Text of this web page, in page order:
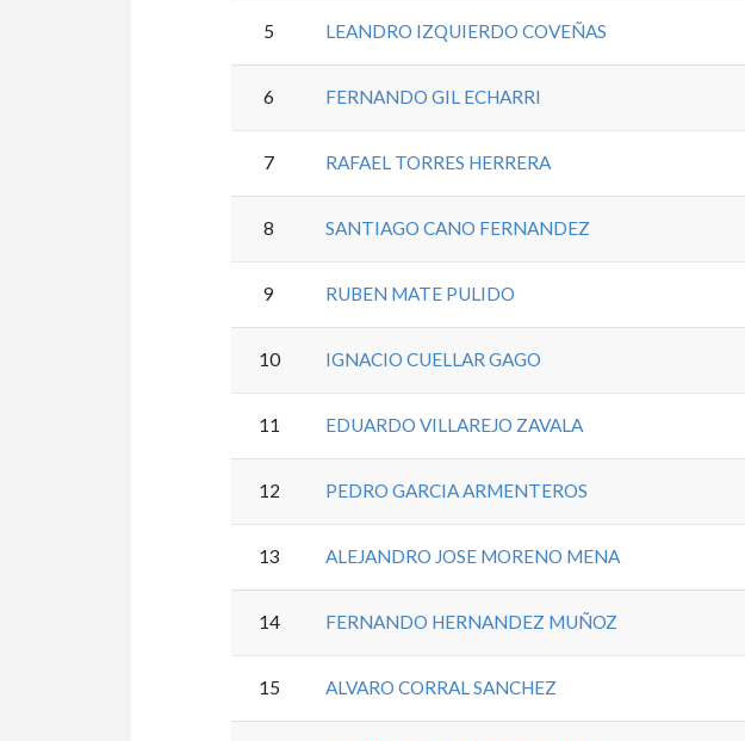
5 LEANDRO IZQUIERDO COVEÑAS
6 FERNANDO GIL ECHARRI
7 RAFAEL TORRES HERRERA
8 SANTIAGO CANO FERNANDEZ
9 RUBEN MATE PULIDO
10 IGNACIO CUELLAR GAGO
11 EDUARDO VILLAREJO ZAVALA
12 PEDRO GARCIA ARMENTEROS
13 ALEJANDRO JOSE MORENO MENA
14 FERNANDO HERNANDEZ MUÑOZ
15 ALVARO CORRAL SANCHEZ